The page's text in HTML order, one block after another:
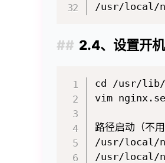
2.4、设置开
cd /usr/lib/
vim
路径启动（不
/usr/local/
/usr/local/